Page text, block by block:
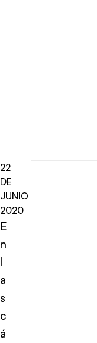
22
DE
JUNIO
2020
E
n
l
a
s
c
á